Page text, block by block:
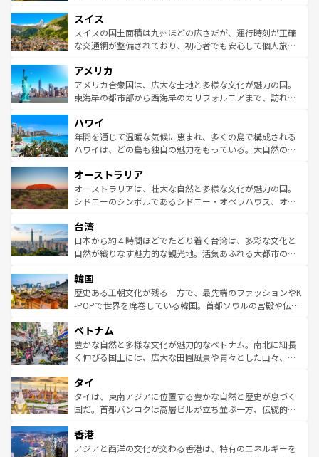
れる地方に足を運ぶとそれぞれで全く異なる文化を体験で
きるだろう。 なお、新着のフランス情報はコンテンツ一覧
を参照してほしい。
は、お酒好きな人にはぜひ体験してほしい。 なお、新着の
ドイツ情報はコンテンツ一覧を参照してほしい。
リアごとに異なる魅力がある。また、優雅なアフタヌーン
ティー、ビール好きにはたまらない英国パブ、サッカー観
戦など、本場だからこそできる体験も豊富。イギリスを旅
ンツ一覧を参照してほしい。
スイス
スイスの国土面積は九州ほどの広さだが、運行時刻が正確
な交通網が整備されており、初心者でも安心して個人旅行
の建物がそのまま残る町や、スイスならではのユニークな
博物館もあり、アルプス観光だけでなく町歩きも満喫する
ことができる。国民の所得が高いため物価も高いが、旅行
ば市内交通費無料で観光を楽しむこともできる。 なお、新
着のスイス情報はコンテンツ一覧 を参照してほしい。
アメリカ
アメリカ合衆国は、広大な土地と多様な文化が魅力の国。
東海岸の都市部から西海岸のカリフォルニアまで、訪れる
のような巨大都市は、観光、ショッピング、エンターテイ
ンメントが詰まった刺激的なスポットだ。一方、アメリカ
西部には大自然が広がり、グランドキャニオンやイエロー
部のニューオーリンズでは、音楽と美食が融合した独特の
文化が魅力。旅行者はアメリカの各地域で異なる魅力を楽
しみながら、その多様性と豊かな歴史を感じることができ
ならではの贅沢な旅のスタイルだ。 なお、新着のアメリカ
情報はコンテンツ一覧を参照してほしい。
ハワイ
年間を通じて温暖な気候に恵まれ、多くの島で構成される
ハワイは、どの島も独自の魅力をもっている。大自然の神
ワイ島は見逃せない。また、定番の観光地といえばオアフ
島だが、静かな自然を求めるならマウイ島やカウアイ島が
おすすめ。エメラルドグリーンに輝く海をはじめ、豊かな
れるおもてなしの心で訪れる人々を迎えてくれるハワイの
人々、おいしいローカルフードやハワイアンミュージッ
ク、伝統的なフラダンスなど、すべてがハワイの魅力を彩
ワイを、存分に味わってほしい。 なお、新着のハワイ情報
はコンテンツ一覧を参照してほしい。
オーストラリア
オーストラリアは、壮大な自然と多様な文化が魅力の国。
シドニーのシンボルであるシドニー・オペラハウス、オー
リアリーフや大陸中央部にそびえるウルル（エアーズロッ
ク）、タスマニアの美しい原生林やケアンズの熱帯雨林な
ど、見どころがたくさん。また、カフェやワイン、オージ
いる。アクティビティも充実しており、サーフィンやダイ
ビング、ハイキングなど、アウトドア好きにはたまらな
い。オーストラリアの多彩な魅力を存分に味わいつくそ
参照してほしい。
台湾
日本から約４時間ほどでたどり着く台湾は、多彩な文化と
自然が織りなす魅力的な観光地。活気あふれる大都市の台
ン）、静ひつな山岳地帯である台湾東部など、都市の喧騒
と山間の静けさが共存しており、訪れる人に新しい発見と
驚きをもたらしてくれる。また、奥深い台湾の食文化も魅
容にもいいと評判のスイーツなど、バラエティ豊かな料理
が味わえる。 なお、新着の台湾情報は コンテンツ一覧を参
照してほしい。
韓国
歴史ある王朝文化が残る一方で、最先端のファッションやK
-POPで世界を席巻している韓国。首都ソウルの宮殿や伝統
き、地方に足を延ばせば四季折々の自然美を楽しむことが
できる。そして、キムチや焼肉、絶品のストリートフード
まで、さまざまな韓国料理が待っている。夜には、韓国な
リティに包まれながら、韓国の多彩な魅力を心ゆくまで味
わってみてほしい。 なお、新着の韓国情報はコンテンツ一
覧を参照してほしい。
ベトナム
豊かな自然と多様な文化が魅力的なベトナム。南北に細長
く伸びる国土には、広大な田園風景や青々とした山々、世
急速な発展と共に伝統が息づく。ハノイの古い町並みやホ
ーチミン市のフランス統治時代の建物も、独特の雰囲気を
醸し出している。また、バラエティの豊かさとおいしさで
とつ。フォーやバインミー、ベトナムコーヒーなどは、ぜ
ひ現地で味わいたい。どの地域を訪れてもあたたかい人々
タイ
タイは、東南アジアに位置する豊かな自然と歴史が息づく
国だ。首都バンコクは高層ビルが立ち並ぶ一方、伝統的な
の活気が交差している。北部ではチェンマイなどの山岳地
帯で自然と触れ合い、南部ではプーケットやクラビの美し
香港
アジアと西洋の文化が交わる香港は、特有のエネルギーを